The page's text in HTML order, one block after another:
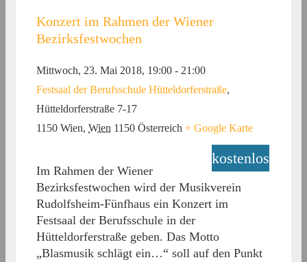
Konzert im Rahmen der Wiener
Bezirksfestwochen
Mittwoch, 23. Mai 2018, 19:00 - 21:00
Festsaal der Berufsschule Hütteldorferstraße,
Hütteldorferstraße 7-17
1150 Wien, Wien 1150 Österreich + Google Karte
kostenlos
Im Rahmen der Wiener
Bezirksfestwochen wird der Musikverein
Rudolfsheim-Fünfhaus ein Konzert im
Festsaal der Berufsschule in der
Hütteldorferstraße geben. Das Motto
„Blasmusik schlägt ein…“ soll auf den Punkt